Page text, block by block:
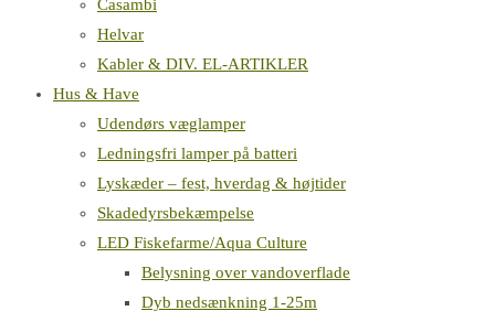
Casambi
Helvar
Kabler & DIV. EL-ARTIKLER
Hus & Have
Udendørs væglamper
Ledningsfri lamper på batteri
Lyskæder – fest, hverdag & højtider
Skadedyrsbekæmpelse
LED Fiskefarme/Aqua Culture
Belysning over vandoverflade
Dyb nedsænkning 1-25m